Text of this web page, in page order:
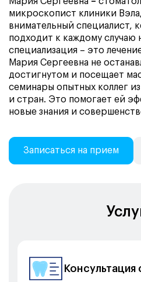
микроскопист клиники
внимательный специалист,
подходит к каждому случаю
специализация – это
Мария Сергеевна не
достигнутом и посещает
семинары опытных коллег
и стран. Это помогает ей
новые знания и
Записаться на прием